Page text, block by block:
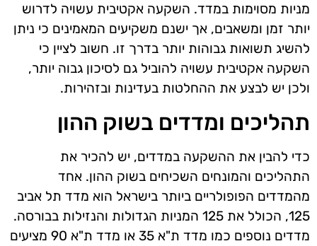
מניות מסוימות במדד. השקעה אקטיבית עשויה לדרוש
יותר זמן ומשאבים, אך ישנם משקיעים המאמינים כי ניתן
להשיג תשואות גבוהות יותר בדרך זו. חשוב לציין כי
השקעה אקטיבית עשויה להוביל גם לסיכון גבוה יותר,
ולכן יש לבצע את ההחלטות בעדינות ובזהירות.
תהליכים ומדדים בשוק ההון
כדי להבין את ההשקעה במדדים, יש להכיר את
התהליכים והמונחים השכיחים בשוק ההון. אחד
מהמדדים הפופולריים ביותר בישראל הוא מדד תל אביב
125, הכולל את 125 המניות הגדולות והנזילות בבורסה.
מדדים נוספים כמו מדד ת"א 35 או מדד ת"א 90 מציעים